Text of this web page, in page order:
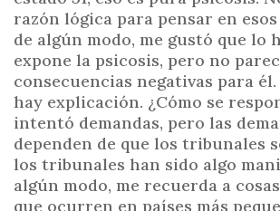
razón lógica para pensar en
de algún modo, me gustó que lo
expone la psicosis, pero no
consecuencias negativas para él.
hay explicación. ¿Cómo se
intentó demandas, pero las
dependen de que los tribunales
los tribunales han sido algo
algún modo, me recuerda a
que ocurren en países más